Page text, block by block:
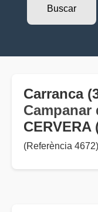
Carranca
Campanar
CERVERA
(Referència 4672)